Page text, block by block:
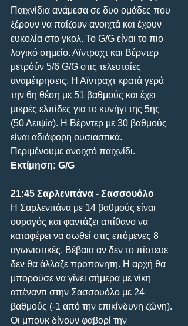
Παιχνίδια ανάμεσα σε δυο ομάδες που
ξέρουν να παίζουν ανοιχτά και έχουν
ευκολία στο γκολ. Το G/G είναι το πιο
λογικό σημείο. Αϊντραχτ και Βέρντερ
μετρόύν 5/6 G/G στις τελευταίες
αναμέτρησεις. Η Αϊντραχτ κρατά γερά
την 6η θέση με 51 βαθμούς και έχει
μικρές ελπίδες για το κυνήγι της 5ης
(50 Λειψία). Η Βέρντερ με 30 βαθμούς
είναι αδιάφορη ουσιαστικά.
Περιμένουμε ανοιχτό παιχνίδι.
Εκτίμηση: G/G
21:45 Σαρλενιτάνα - Σασσουόλο
Η Σαρλενιτάνα με 14 βαθμούς είναι
ουραγός και φαντάζει απίθανο να
καταφέρει να σωθεί στις επόμενες 8
αγωνιστικές. Βέβαια αν δεν το πίστευε
δεν θα άλλαζε προπονητη. Η αρχή θα
μπορούσε να γίνει σήμερα με νίκη
απέναντι στην Σασσουόλο με 24
βαθμούς (-1 από την επικίνδυνη ζώνη).
Οι μπουκ δίνουν φαβορί την